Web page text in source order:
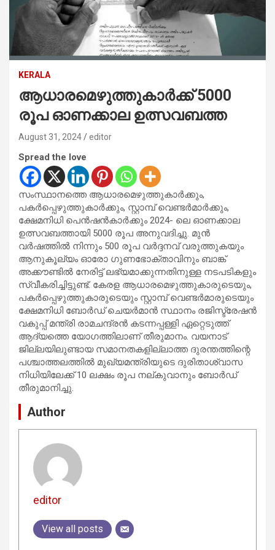
KERALA
ആധാരമെഴുത്തുകാര്‍ക്ക് 5000
രൂപ ഓണക്കാല ഉത്സവബത്ത
August 31, 2024 editor
Spread the love
സംസ്ഥാനത്തെ ആധാരമെഴുത്തുകാര്‍ക്കും,
പകര്‍പ്പെഴുത്തുകാര്‍ക്കും, സ്റ്റാമ്പ് വെണ്ടര്‍മാര്‍ക്കും,
ക്ഷേമനിധി പെന്‍ഷന്‍കാര്‍ക്കും 2024- ലെ ഓണക്കാല
ഉത്സവബത്തായി 5000 രൂപ അനുവദിച്ചു. മുന്‍
വര്‍ഷത്തില്‍ നിന്നും 500 രൂപ വര്‍ദ്ദനവ് വരുത്തുകയും
ആനുകൂല്യം ഓരോ ഗുണഭോക്താവിനും ബാങ്ക്
അക്കൗണ്ടില്‍ നേരിട്ട് ലഭ്യമാക്കുന്നതിനുള്ള നടപടികളും
സ്വീകരിച്ചിട്ടുണ്ട്. കേരള ആധാരമെഴുത്തുകാരുടെയും,
പകര്‍പ്പെഴുത്തുകാരുടെയും സ്റ്റാമ്പ് വെണ്ടര്‍മാരുടെയും
ക്ഷേമനിധി ബോര്‍ഡ് ചെയര്‍മാന്‍ സ്ഥാനം രജിസ്ട്രേഷന്‍
വകുപ്പ് മന്ത്രി രാമചന്ദ്രന്‍ കടന്നപ്പള്ളി ഏറ്റെടുത്ത്
ആദ്യത്തെ യോഗത്തിലാണ് തീരുമാനം. വയനാട്
ജില്ലയിലുണ്ടായ സമാനതകളില്ലാത്ത ദുരന്തത്തിന്റെ
പശ്ചാത്തലത്തില്‍ മുഖ്യമന്ത്രിയുടെ ദുരിതാശ്വാസ
നിധിയിലേക്ക് 10 ലക്ഷം രൂപ നല്കുവാനും ബോര്‍ഡ്
തീരുമാനിച്ചു.
Author
editor
View all posts